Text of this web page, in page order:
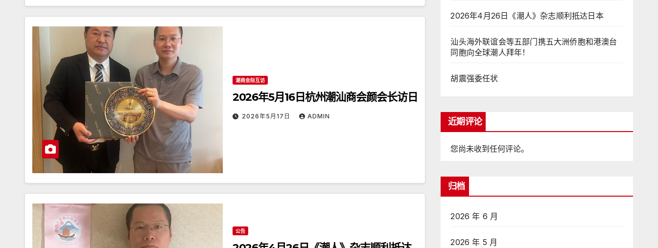
潮商会际互访
2026年5月16日杭州潮汕商会颜会长访日
2026年5月17日 ADMIN
公告
2026年4月26日《潮人》杂志顺利抵达日本
汕头海外联谊会等五部门携五大洲侨胞和港澳台
同胞向全球潮人拜年！
胡震强委任状
近期评论
您尚未收到任何评论。
归档
2026 年 6 月
2026 年 5 月